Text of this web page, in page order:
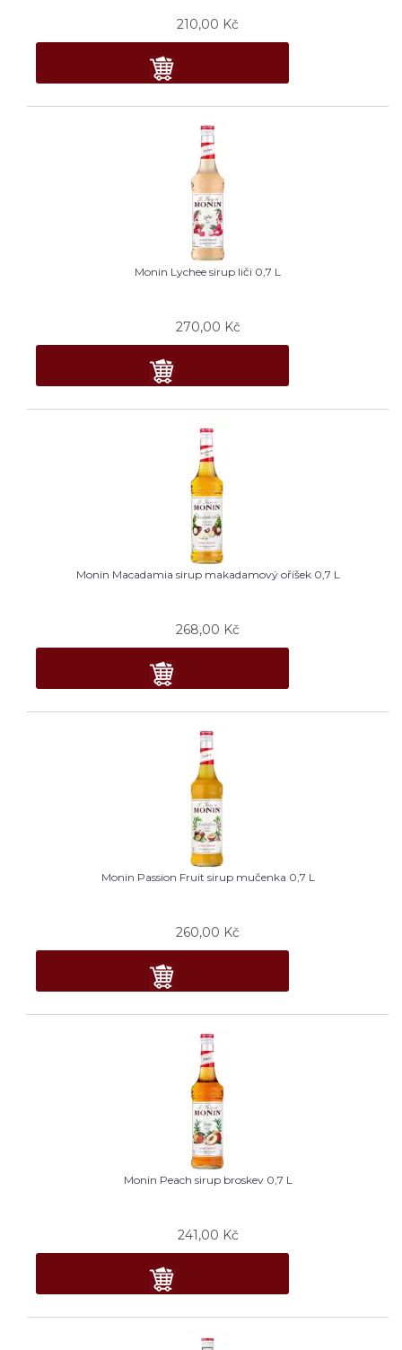
210,00 Kč
Monin Lychee sirup liči 0,7 L
270,00 Kč
Monin Macadamia sirup makadamový oříšek 0,7 L
268,00 Kč
Monin Passion Fruit sirup mučenka 0,7 L
260,00 Kč
Monin Peach sirup broskev 0,7 L
241,00 Kč